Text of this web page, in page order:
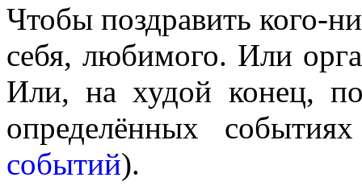
Чтобы поздравить кого-
себя, любимого. Или
Или, на худой конец,
определённых
событий).